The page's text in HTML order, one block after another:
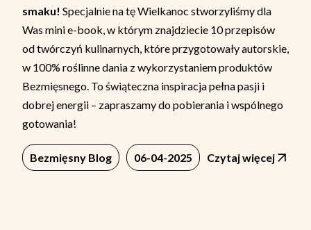
smaku! Specjalnie na tę Wielkanoc stworzyliśmy dla
Was mini e-book, w którym znajdziecie 10 przepisów
od twórczyń kulinarnych, które przygotowały autorskie,
w 100% roślinne dania z wykorzystaniem produktów
Bezmięsnego. To świąteczna inspiracja pełna pasji i
dobrej energii – zapraszamy do pobierania i wspólnego
gotowania!
06-04-2025
Bezmięsny Blog Czytaj więcej